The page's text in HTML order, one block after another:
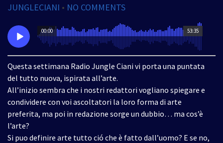
JUNGLECIANI • NO COMMENTS
53:35
00:00
Questa settimana Radio Jungle Ciani vi porta una puntata
del tutto nuova, ispirata all’arte.
All’inizio sembra che i nostri redattori vogliano spiegare e
condividere con voi ascoltatori la loro forma di arte
preferita, ma poi in redazione sorge un dubbio… ma cos’è
l’arte?
Si puo definire arte tutto ció che è fatto dall’uomo? E se no,